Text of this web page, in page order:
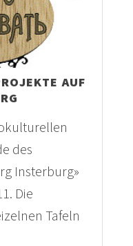
AUF
des
Insterburg»
Die
Tafeln